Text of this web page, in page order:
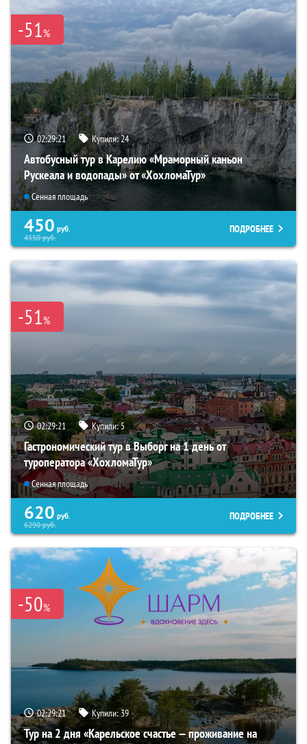
-51%
02:29:20 Купили:24
Автобусный тур в Карелию «Мраморный каньон
Рускеала и водопады» от «ХохломаТур»
Сенная площадь
450 руб.
4550руб.
ПОДРОБНЕЕ
-51%
02:29:20 Купили:5
Гастрономический тур в Выборг на 1 день от
туроператора «ХохломаТур»
Сенная площадь
620 руб.
6290руб.
ПОДРОБНЕЕ
-50%
02:29:20 Купили:39
Тур на 2 дня «Карельское счастье — проживание на